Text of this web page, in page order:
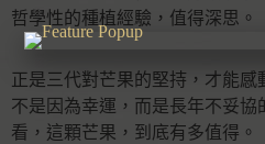
哲學性的種植經驗，值得深思。
正是三代對芒果的堅持，才能
不是因為幸運，而是長年不妥
看，這顆芒果，到底有多值得。